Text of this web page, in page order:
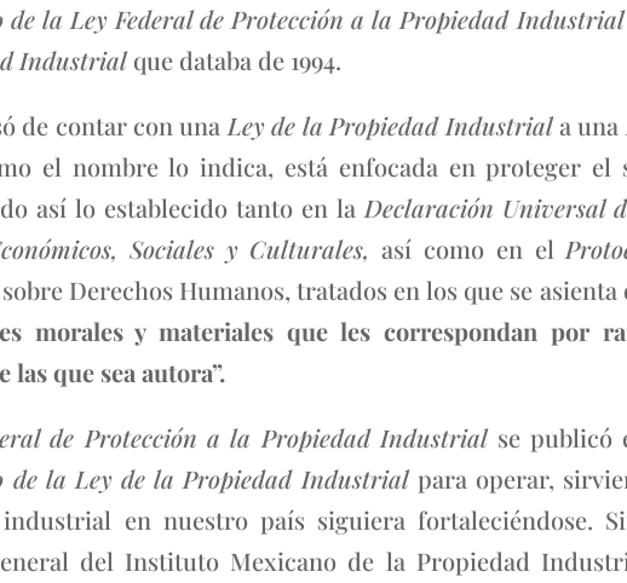
de la Ley Federal de Protección a la Propiedad Industrial
Industrialque databa de 1994.
de contar con una Ley de la Propiedad Industriala una
el nombre lo indica, está enfocada en proteger
así lo establecido tanto en la Declaración Universal
Sociales y Culturales,así como en el
Derechos Humanos, tratados en los que se
morales y materiales que les correspondan por
las que sea autora”.
de Protección a la Propiedad Industrial se publicó
de la Ley de la Propiedad Industrialpara operar,
en nuestro país siguiera fortaleciéndose.
del Instituto Mexicano de la Propiedad